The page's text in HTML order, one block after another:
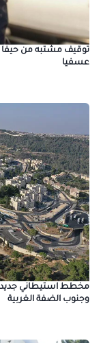
توقيف مشتبه من حيفا
عسفيا
مخطط استيطاني
وجنوب الضفة الغربية